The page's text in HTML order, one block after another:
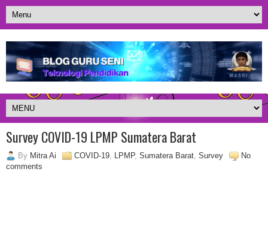
Survey COVID-19 LPMP Sumatera Barat
By Mitra Ai COVID-19 LPMP, Sumatera Barat Survey
No
comments